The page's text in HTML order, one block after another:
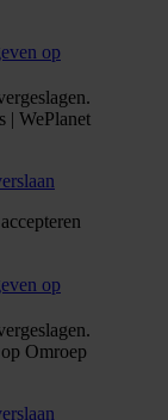
op
| WePlanet
op
Omroep